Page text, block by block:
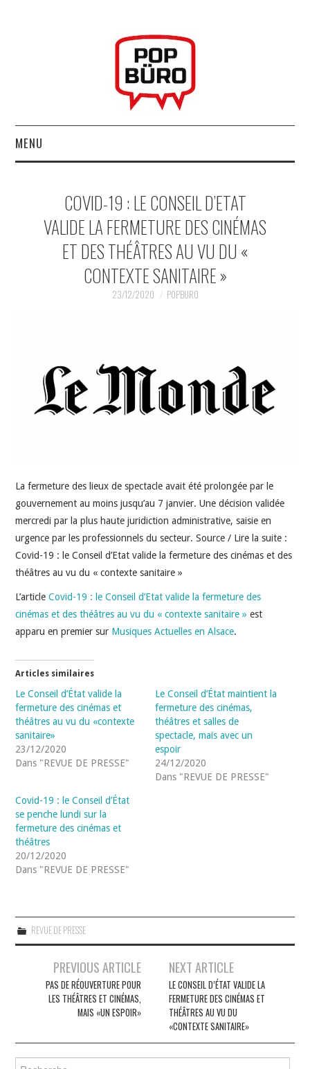
MENU
MUSIQUESACTUELLES.NET
GABBA GABBA HEY !
LES LABELS
COVID-19 : LE CONSEIL D’ETAT
VALIDE LA FERMETURE DES CINÉMAS
ET DES THÉÂTRES AU VU DU «
CONTEXTE SANITAIRE »
23/12/2020 POPBURO
La fermeture des lieux de spectacle avait été prolongée par le
gouvernement au moins jusqu’au 7 janvier. Une décision validée
mercredi par la plus haute juridiction administrative, saisie en
urgence par les professionnels du secteur. Source / Lire la suite :
Covid-19 : le Conseil d’Etat valide la fermeture des cinémas et des
théâtres au vu du « contexte sanitaire »
L’articleCovid-19 : le Conseil d’Etat valide la fermeture des
cinémas et des théâtres au vu du « contexte sanitaire » est
apparu en premier sur Musiques Actuelles en Alsace.
Articles similaires
Le Conseil d’État valide la
fermeture des cinémas et
théâtres au vu du «contexte
sanitaire»
23/12/2020
Dans "REVUE DE PRESSE"
Le Conseil d’État maintient la
fermeture des cinémas,
théâtres et salles de
spectacle, mais avec un
espoir
24/12/2020
Dans "REVUE DE PRESSE"
Covid-19 : le Conseil d’État
se penche lundi sur la
fermeture des cinémas et
théâtres
20/12/2020
Dans "REVUE DE PRESSE"
REVUE DE PRESSE
Navigation
articles
PREVIOUS ARTICLE
PAS DE RÉOUVERTURE POUR
LES THÉÂTRES ET CINÉMAS,
MAIS «UN ESPOIR»
NEXT ARTICLE
LE CONSEIL D’ÉTAT VALIDE LA
FERMETURE DES CINÉMAS ET
THÉÂTRES AU VU DU
«CONTEXTE SANITAIRE»